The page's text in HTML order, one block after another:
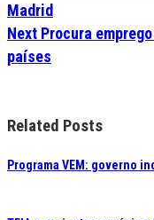
Madrid
Next Procura
países
Related Posts
Programa VEM: governo